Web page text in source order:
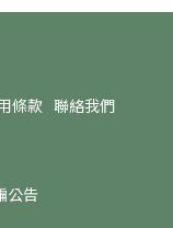
條款 聯絡我們
公告